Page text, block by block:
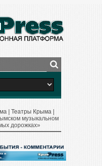
Театры Крыма
музыкальном
дорожках»